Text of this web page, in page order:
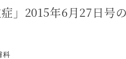
症」2015年6月27日
科